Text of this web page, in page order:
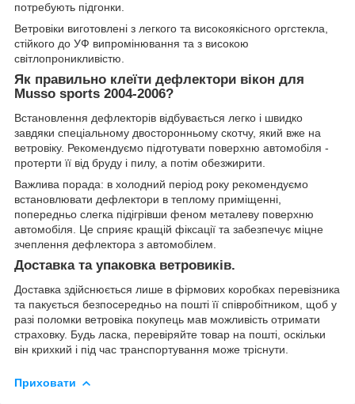
потребують підгонки.
Ветровіки виготовлені з легкого та високоякісного оргстекла,
стійкого до УФ випромінювання та з високою
світлопроникливістю.
Як правильно клеїти дефлектори вікон для
Musso sports 2004-2006?
Встановлення дефлекторів відбувається легко і швидко
завдяки спеціальному двосторонньому скотчу, який вже на
ветровіку. Рекомендуємо підготувати поверхню автомобіля -
протерти її від бруду і пилу, а потім обезжирити.
Важлива порада: в холодний період року рекомендуємо
встановлювати дефлектори в теплому приміщенні,
попередньо слегка підігрівши феном металеву поверхню
автомобіля. Це сприяє кращій фіксації та забезпечує міцне
зчеплення дефлектора з автомобілем.
Доставка та упаковка ветровиків.
Доставка здійснюється лише в фірмових коробках перевізника
та пакується безпосередньо на пошті її співробітником, щоб у
разі поломки ветровіка покупець мав можливість отримати
страховку. Будь ласка, перевіряйте товар на пошті, оскільки
він крихкий і під час транспортування може тріснути.
Приховати